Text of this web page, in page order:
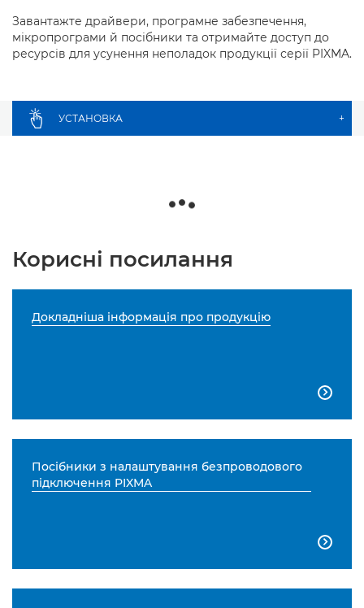
Завантажте драйвери, програмне забезпечення,
мікропрограми й посібники та отримайте доступ до
ресурсів для усунення неполадок продукції серії PIXMA.
УСТАНОВКА +
Корисні посилання
Докладніша інформація про продукцію

Посібники з налаштування безпроводового
підключення PIXMA
